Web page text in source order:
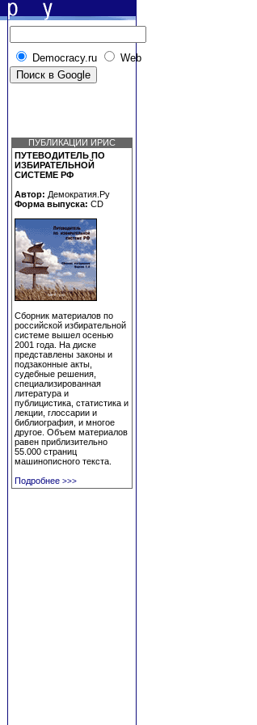
Democracy.ru Web
ПУБЛИКАЦИИ ИРИС
ПУТЕВОДИТЕЛЬ ПО
ИЗБИРАТЕЛЬНОЙ
СИСТЕМЕ РФ
Автор: Демократия.Ру
Форма выпуска: CD
Сборник материалов по
российской избирательной
системе вышел осенью
2001 года. На диске
представлены законы и
подзаконные акты,
судебные решения,
специализированная
литература и
публицистика, статистика и
лекции, глоссарии и
библиография, и многое
другое. Объем материалов
равен приблизительно
55.000 страниц
машинописного текста.
Подробнее >>>